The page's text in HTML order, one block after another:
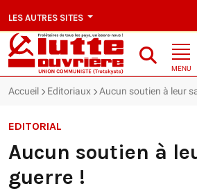
LES AUTRES SITES
MENU
Accueil Editoriaux Aucun soutien à leur
EDITORIAL
Aucun soutien à
guerre !